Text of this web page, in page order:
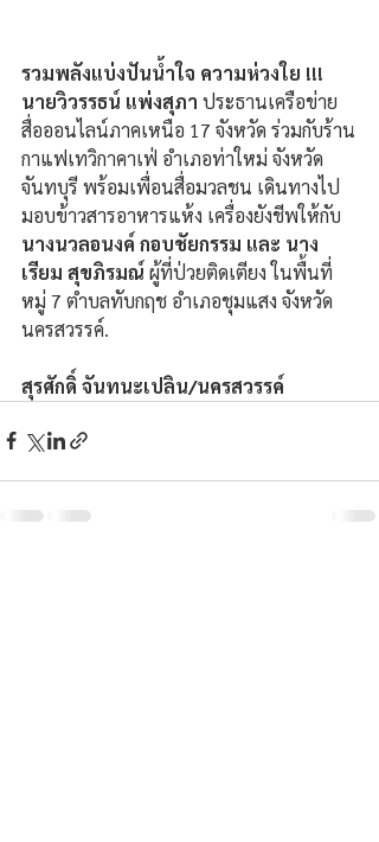
รวมพลังแบ่งปันน้ำใจ ความห่วงใย !!!
นายวิวรรธน์ แพ่งสุภา ประธานเครือข่าย
สื่อออนไลน์ภาคเหนือ 17 จังหวัด ร่วมกับร้าน
กาแฟเทวิกาคาเฟ่ อำเภอท่าใหม่ จังหวัด
จันทบุรี พร้อมเพื่อนสื่อมวลชน เดินทางไป
มอบข้าวสารอาหารแห้ง เครื่องยังชีพให้กับ
นางนวลอนงค์ กอบชัยกรรม และ นาง
เรียม สุขภิรมณ์ ผู้ที่ป่วยติดเตียง ในพื้นที่
หมู่ 7 ตำบลทับกฤช อำเภอชุมแสง จังหวัด
นครสวรรค์.
สุรศักดิ์ จันทนะเปลิน/นครสวรรค์